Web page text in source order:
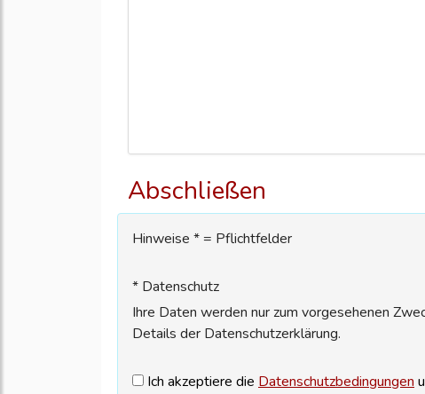
Abschließen
Hinweise * = Pflichtfelder
* Datenschutz
Ihre Daten werden nur zum vorgesehenen
Details der Datenschutzerklärung.
Ich akzeptiere die Datenschutzbedingungen